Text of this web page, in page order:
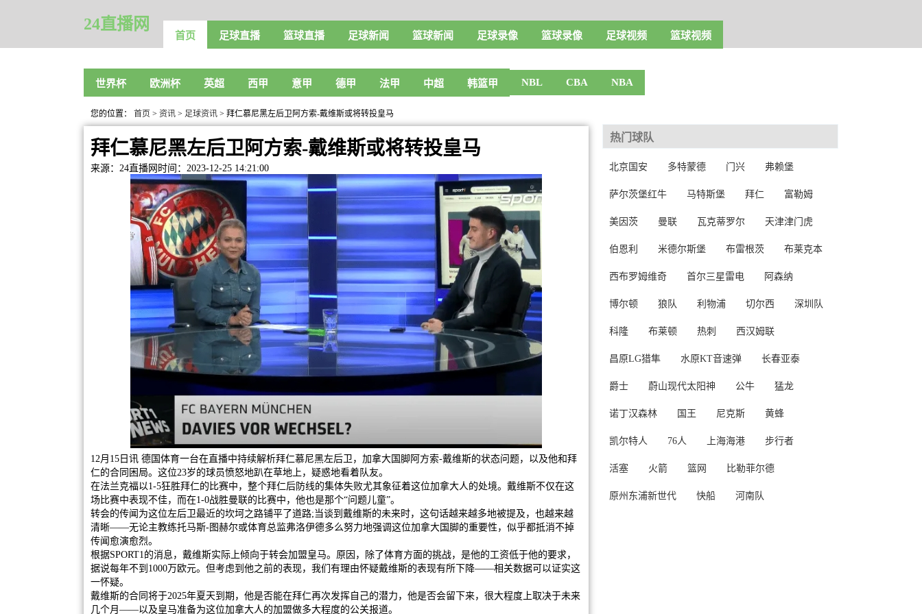
24直播网
首页 足球直播 篮球直播 足球新闻 篮球新闻 足球录像 篮球录像 足球视频 篮球视频
世界杯 欧洲杯 英超 西甲 意甲 德甲 法甲 中超 韩篮甲 NBL CBA NBA
您的位置： 首页 > 资讯 > 足球资讯 > 拜仁慕尼黑左后卫阿方索-戴维斯或将转投皇马
拜仁慕尼黑左后卫阿方索-戴维斯或将转投皇马
来源：24直播网 时间：2023-12-25 14:21:00
12月15日讯 德国体育一台在直播中持续解析拜仁慕尼黑左后卫，加拿大国脚阿方索-戴维斯的状态问题，以及他和拜
仁的合同困局。这位23岁的球员愤怒地趴在草地上，疑惑地看着队友。
在法兰克福以1-5狂胜拜仁的比赛中，整个拜仁后防线的集体失败尤其象征着这位加拿大人的处境。戴维斯不仅在这
场比赛中表现不佳，而在1-0战胜曼联的比赛中，他也是那个“问题儿童”。
转会的传闻为这位左后卫最近的坎坷之路铺平了道路;当谈到戴维斯的未来时，这句话越来越多地被提及，也越来越
清晰——无论主教练托马斯-图赫尔或体育总监弗洛伊德多么努力地强调这位加拿大国脚的重要性，似乎都抵消不掉
传闻愈演愈烈。
根据SPORT1的消息，戴维斯实际上倾向于转会加盟皇马。原因，除了体育方面的挑战，是他的工资低于他的要求，
据说每年不到1000万欧元。但考虑到他之前的表现，我们有理由怀疑戴维斯的表现有所下降——相关数据可以证实这
一怀疑。
戴维斯的合同将于2025年夏天到期，他是否能在拜仁再次发挥自己的潜力，他是否会留下来，很大程度上取决于未来
几个月——以及皇马准备为这位加拿大人的加盟做多大程度的公关报道。
热门球队
北京国安 多特蒙德 门兴 弗赖堡
萨尔茨堡红牛 马特斯堡 拜仁 富勒姆
美因茨 曼联 瓦克蒂罗尔 天津津门虎
伯恩利 米德尔斯堡 布雷根茨 布莱克本
西布罗姆维奇 首尔三星雷电 阿森纳
博尔顿 狼队 利物浦 切尔西 深圳队
科隆 布莱顿 热刺 西汉姆联
昌原LG猎隼 水原KT音速弹 长春亚泰
爵士 蔚山现代太阳神 公牛 猛龙
诺丁汉森林 国王 尼克斯 黄蜂
凯尔特人 76人 上海海港 步行者
活塞 火箭 篮网 比勒菲尔德
原州东浦新世代 快船 河南队